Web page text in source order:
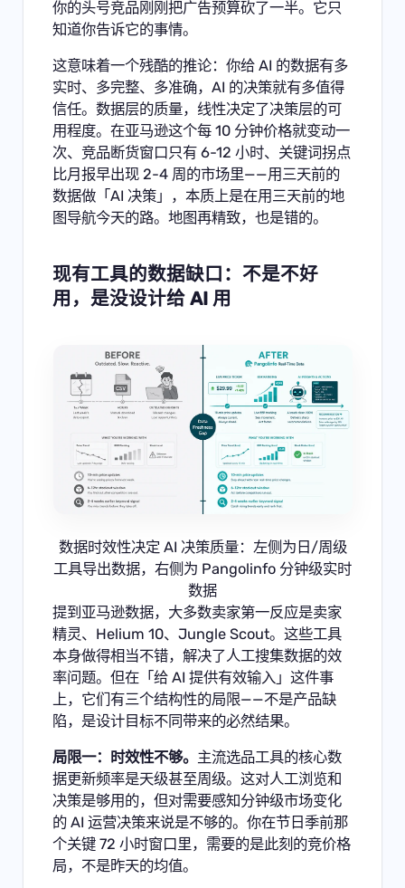
你的头号竞品刚刚把广告预算砍了一半。它只
知道你告诉它的事情。
这意味着一个残酷的推论：你给 AI 的数据有多
实时、多完整、多准确，AI 的决策就有多值得
信任。数据层的质量，线性决定了决策层的可
用程度。在亚马逊这个每 10 分钟价格就变动一
次、竞品断货窗口只有 6-12 小时、关键词拐点
比月报早出现 2-4 周的市场里——用三天前的
数据做「AI 决策」，本质上是在用三天前的地
图导航今天的路。地图再精致，也是错的。
现有工具的数据缺口：不是不好
用，是没设计给 AI 用
数据时效性决定 AI 决策质量：左侧为日/周级
工具导出数据，右侧为 Pangolinfo 分钟级实时
数据
提到亚马逊数据，大多数卖家第一反应是卖家
精灵、Helium 10、Jungle Scout。这些工具
本身做得相当不错，解决了人工搜集数据的效
率问题。但在「给 AI 提供有效输入」这件事
上，它们有三个结构性的局限——不是产品缺
陷，是设计目标不同带来的必然结果。
局限一：时效性不够。 主流选品工具的核心数
据更新频率是天级甚至周级。这对人工浏览和
决策是够用的，但对需要感知分钟级市场变化
的 AI 运营决策来说是不够的。你在节日季前那
个关键 72 小时窗口里，需要的是此刻的竞价格
局，不是昨天的均值。